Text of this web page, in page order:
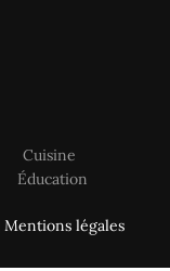
Cuisine
Éducation
Mentions légales